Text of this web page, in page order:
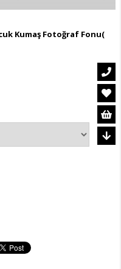
Kumaş Fotoğraf Fonu(